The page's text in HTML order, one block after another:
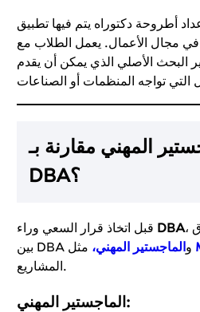
أطروحة دكتوراه يتم فيها تطبيق
مجال الأعمال. يعمل الطلاب مع
البحث الأصلي الذي يمكن أن يقدم
المهني مقارنة بـ
DBA؟
DBA، قد يتساءل البعض عن الفرق
بين DBA و الماجستير المهني،
المشاريع.
الماجستير المهني :